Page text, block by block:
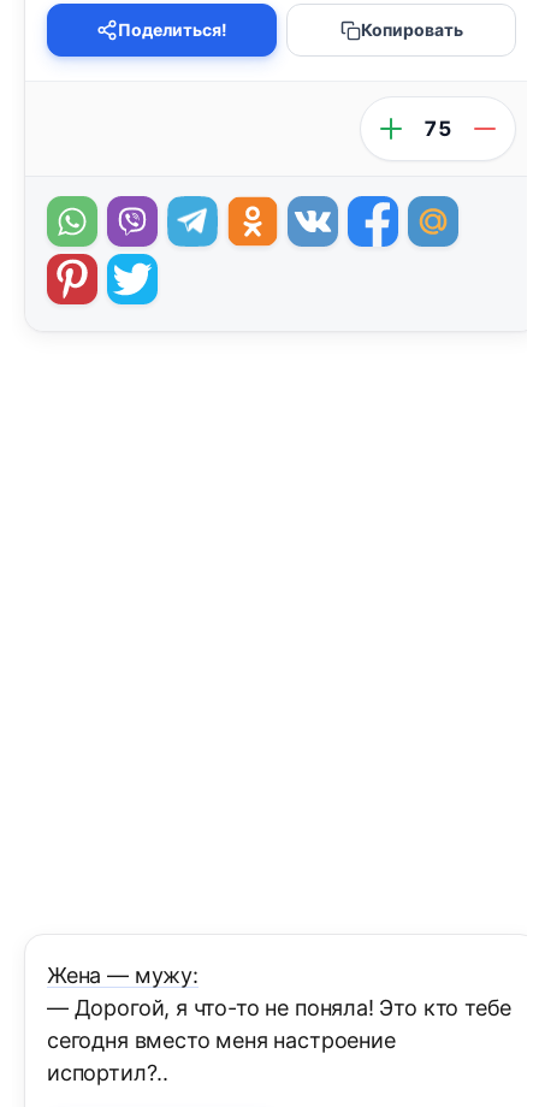
Поделиться! Копировать
75
Жена — мужу:
— Дорогой, я что-то не поняла! Это кто тебе
сегодня вместо меня настроение
испортил?..